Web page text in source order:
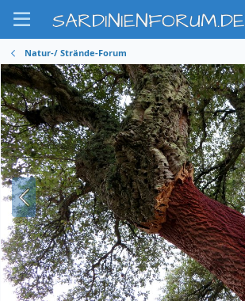
SARDINIENFORUM.DE
Natur-/ Strände-Forum